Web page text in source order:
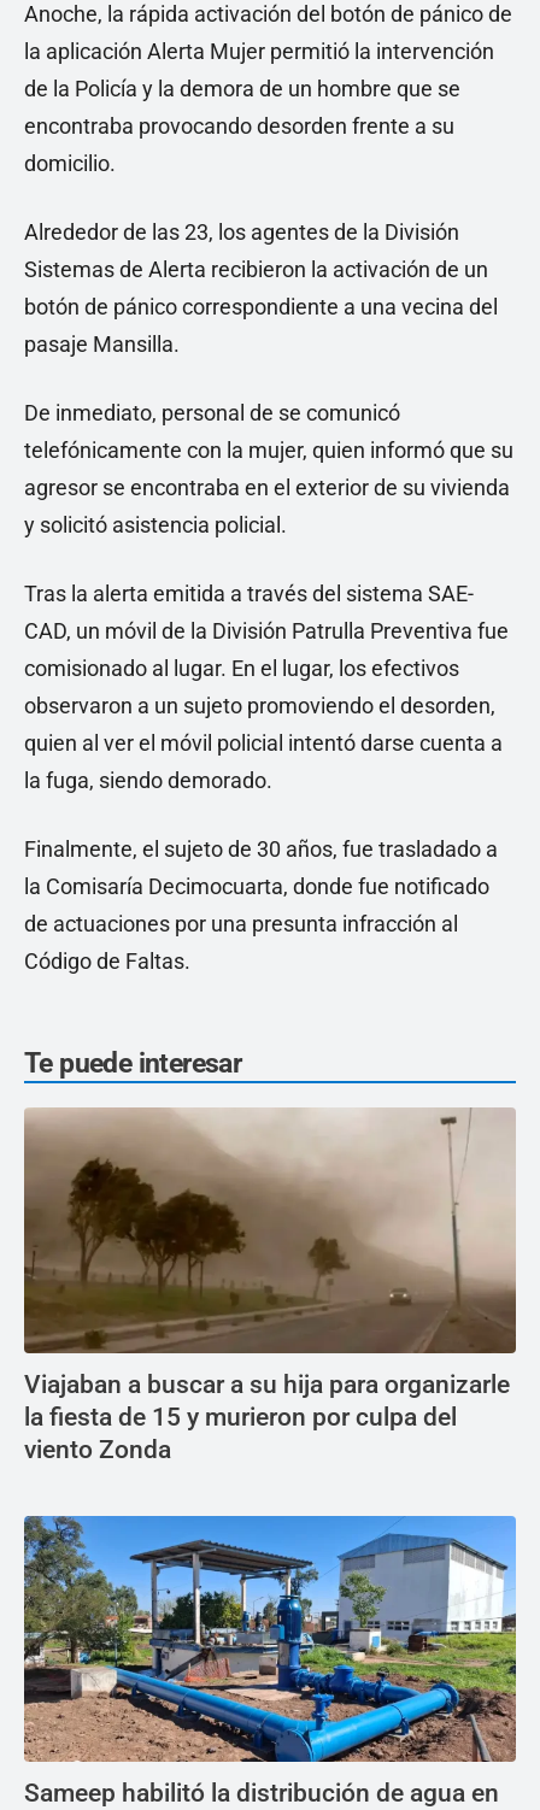
Anoche, la rápida activación del botón de pánico de
la aplicación Alerta Mujer permitió la intervención
de la Policía y la demora de un hombre que se
encontraba provocando desorden frente a su
domicilio.
Alrededor de las 23, los agentes de la División
Sistemas de Alerta recibieron la activación de un
botón de pánico correspondiente a una vecina del
pasaje Mansilla.
De inmediato, personal de se comunicó
telefónicamente con la mujer, quien informó que su
agresor se encontraba en el exterior de su vivienda
y solicitó asistencia policial.
Tras la alerta emitida a través del sistema SAE-
CAD, un móvil de la División Patrulla Preventiva fue
comisionado al lugar. En el lugar, los efectivos
observaron a un sujeto promoviendo el desorden,
quien al ver el móvil policial intentó darse cuenta a
la fuga, siendo demorado.
Finalmente, el sujeto de 30 años, fue trasladado a
la Comisaría Decimocuarta, donde fue notificado
de actuaciones por una presunta infracción al
Código de Faltas.
Te puede interesar
Viajaban a buscar a su hija para organizarle
la fiesta de 15 y murieron por culpa del
viento Zonda
Sameep habilitó la distribución de agua en